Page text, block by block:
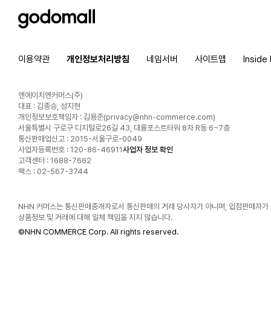
godomall
이용약관 개인정보처리방침 네임서버 사이트맵 Inside
엔에이치엔커머스(주)
대표 : 김종승, 성지현
개인정보보호책임자 : 김용준(privacy@nhn-commerce.com)
서울특별시 구로구 디지털로26길 43, 대륭포스트타워 8차 R동 6~7층
통신판매업신고 : 2015-서울구로-0049
사업자등록번호 : 120-86-46911사업자 정보 확인
고객센터 : 1688-7662
팩스 : 02-567-3744
NHN 커머스는 통신판매중개자로서 통신판매의 거래 당사자가 아니며, 입점판매자가
상품정보 및 거래에 대해 일체 책임을 지지 않습니다.
©NHN COMMERCE Corp. All rights reserved.